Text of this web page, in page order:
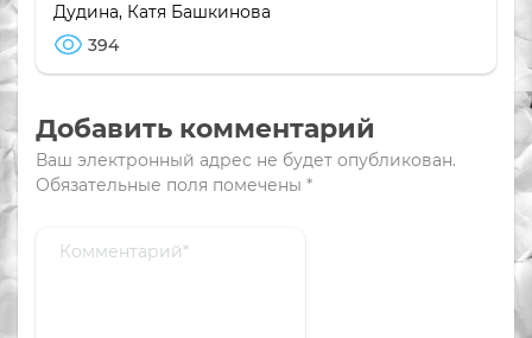
Дудина, Катя Башкинова
394
Добавить комментарий
Ваш электронный адрес не будет опубликован.
Обязательные поля помечены *